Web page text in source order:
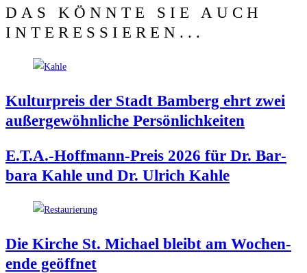
DAS KÖNNTE SIE AUCH
INTERESSIEREN...
Kul­tur­preis der Stadt Bam­berg ehrt zwei
außer­ge­wöhn­li­che Persönlichkeiten
E.T.A.-Hoffmann-Preis 2026 für Dr. Bar­
ba­ra Kah­le und Dr. Ulrich Kahle
Die Kir­che St. Micha­el bleibt am Wochen­
en­de geöffnet